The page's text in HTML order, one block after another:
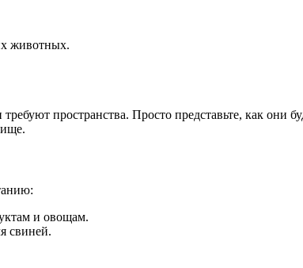
животных.
пространства. Просто представьте, как они
и овощам.
свиней.